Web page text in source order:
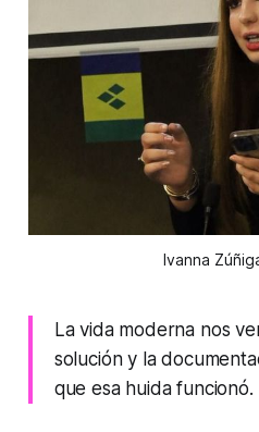
Ivanna
La vida moderna nos
solución y la
que esa huida funcionó.